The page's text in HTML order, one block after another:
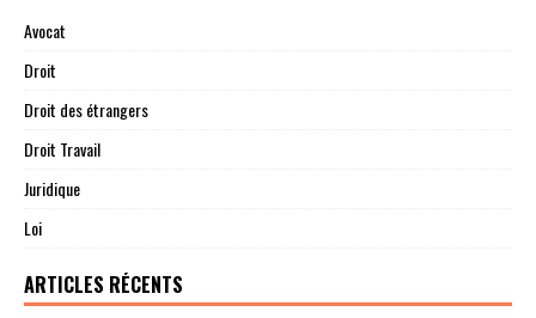
Avocat
Droit
Droit des étrangers
Droit Travail
Juridique
Loi
ARTICLES RÉCENTS